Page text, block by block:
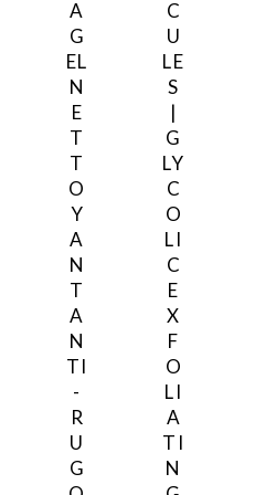
A
G
EL
N
E
T
T
O
Y
A
N
T
A
N
TI
-
R
U
G
C
U
LE
S
|
G
LY
C
O
LI
C
E
X
F
O
LI
A
TI
N